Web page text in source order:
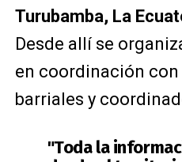
Turubamba, La
Desde allí se
en coordinación con
barriales y
"Toda la